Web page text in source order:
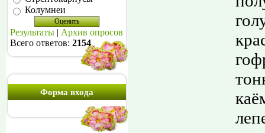
Колумнеи
Результаты
Архив опросов
Всего ответов: 2154
Форма входа